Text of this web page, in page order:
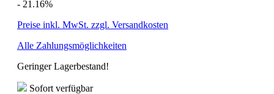
- 21.16%
Preise inkl. MwSt. zzgl. Versandkosten
Alle Zahlungsmöglichkeiten
Geringer Lagerbestand!
Sofort verfügbar